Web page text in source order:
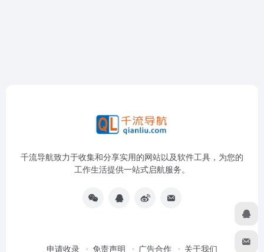
千流导航致力于收集和分享实用的网站以及软件工具，为您的
工作生活提供一站式启航服务。
申请收录 免责声明 广告合作 关于我们